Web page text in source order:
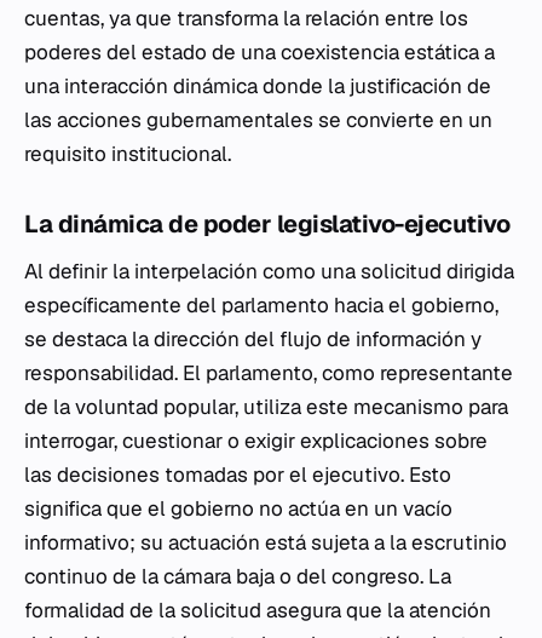
cuentas, ya que transforma la relación entre los
poderes del estado de una coexistencia estática a
una interacción dinámica donde la justificación de
las acciones gubernamentales se convierte en un
requisito institucional.
La dinámica de poder legislativo-ejecutivo
Al definir la interpelación como una solicitud dirigida
específicamente del parlamento hacia el gobierno,
se destaca la dirección del flujo de información y
responsabilidad. El parlamento, como representante
de la voluntad popular, utiliza este mecanismo para
interrogar, cuestionar o exigir explicaciones sobre
las decisiones tomadas por el ejecutivo. Esto
significa que el gobierno no actúa en un vacío
informativo; su actuación está sujeta a la escrutinio
continuo de la cámara baja o del congreso. La
formalidad de la solicitud asegura que la atención